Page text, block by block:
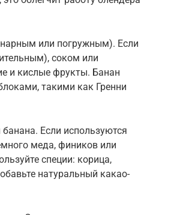
или погружным). Если
соком или
и кислые фрукты. Банан
такими как Гренни
Если используются
меда, фиников или
специи: корица,
натуральный какао-